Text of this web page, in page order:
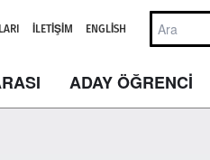
İLETIŞIM ENGLISH
ADAY ÖĞRENCİ